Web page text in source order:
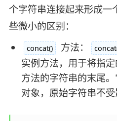
个字符串连接起来形成一
些微小的区别：
concat() 方法：
实例方法，用于将指
方法的字符串的末尾
对象，原始字符串不受